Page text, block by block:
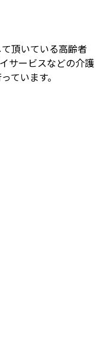
頂いている高齢者
サービスなどの介護
ています。